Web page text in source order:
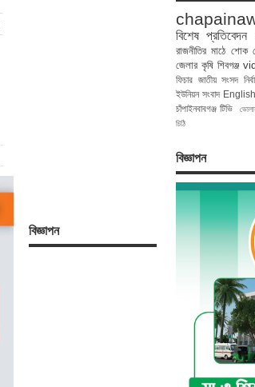
বিজ্ঞাপন
বিশেষ প্রতিবেদন
রাজনীতির মাঠে শোক
জেলার কৃষি শিবগঞ্জ
ফিচার জাতীয় সংসদ
ইউনিয়ন সংবাদ
চাঁপাইনবাবগঞ্জ টিভি
চিঠি
বিজ্ঞাপন